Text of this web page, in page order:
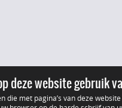
deze website gebruik
die met pagina’s van deze